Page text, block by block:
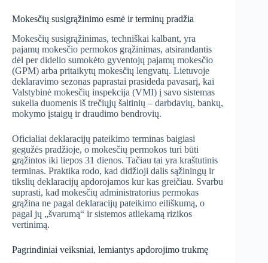
Mokesčių susigrąžinimo esmė ir terminų pradžia
Mokesčių susigrąžinimas, techniškai kalbant, yra
pajamų mokesčio permokos grąžinimas, atsirandantis
dėl per didelio sumokėto gyventojų pajamų mokesčio
(GPM) arba pritaikytų mokesčių lengvatų. Lietuvoje
deklaravimo sezonas paprastai prasideda pavasarį, kai
Valstybinė mokesčių inspekcija (VMI) į savo sistemas
sukelia duomenis iš trečiųjų šaltinių – darbdavių, bankų,
mokymo įstaigų ir draudimo bendrovių.
Oficialiai deklaracijų pateikimo terminas baigiasi
gegužės pradžioje, o mokesčių permokos turi būti
grąžintos iki liepos 31 dienos. Tačiau tai yra kraštutinis
terminas. Praktika rodo, kad didžioji dalis sąžiningų ir
tikslių deklaracijų apdorojamos kur kas greičiau. Svarbu
suprasti, kad mokesčių administratorius permokas
grąžina ne pagal deklaracijų pateikimo eiliškumą, o
pagal jų „švarumą“ ir sistemos atliekamą rizikos
vertinimą.
Pagrindiniai veiksniai, lemiantys apdorojimo trukmę